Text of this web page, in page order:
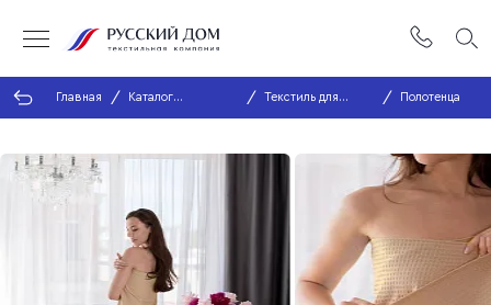
Главная
Каталог
продукции
Текстиль для
ванной
Полотенца